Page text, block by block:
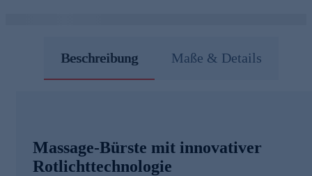
Beschreibung Maße & Details
Massage-Bürste mit innovativer
Rotlichttechnologie